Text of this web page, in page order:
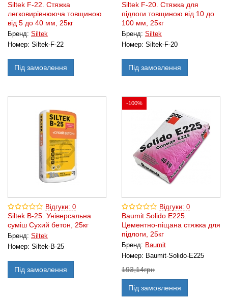
Siltek F-22. Стяжка
легковирівнююча товщиною
від 5 до 40 мм, 25кг
Бренд: Siltek
Номер: Siltek-F-22
Під замовлення
Siltek F-20. Стяжка для
підлоги товщиною від 10 до
100 мм, 25кг
Бренд: Siltek
Номер: Siltek-F-20
Під замовлення
Відгуки: 0
Siltek В-25. Універсальна
суміш Сухий бетон, 25кг
Бренд: Siltek
Номер: Siltek-B-25
Під замовлення
-100%
Відгуки: 0
Baumit Solido E225.
Цементно-піщана стяжка для
підлоги, 25кг
Бренд: Baumit
Номер: Baumit-Solido-E225
193,14грн
Під замовлення